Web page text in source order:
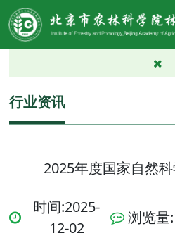
行业资讯
2025年度国家自然
时间:2025-
12-02
浏览量: